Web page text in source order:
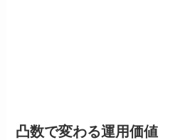
凸数で変わる運用価値